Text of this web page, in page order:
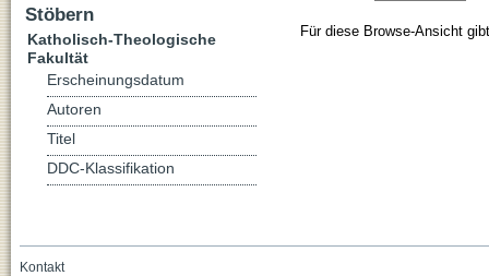
Für diese Browse-Ansicht
Stöbern
Katholisch-Theologische
Fakultät
Erscheinungsdatum
Autoren
Titel
DDC-Klassifikation
Kontakt